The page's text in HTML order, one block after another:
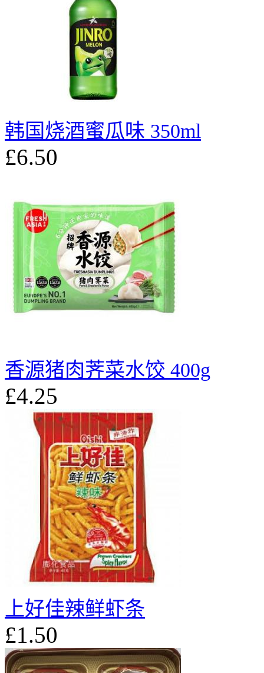
韩国烧酒蜜瓜味 350ml
£6.50
香源猪肉荠菜水饺 400g
£4.25
上好佳辣鲜虾条
£1.50